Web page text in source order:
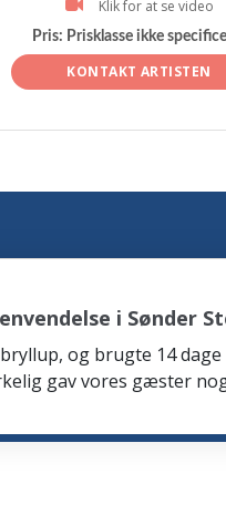
Klik for at se video
Pris: Prisklasse ikke
KONTAKT ARTISTEN
i Sønder
og brugte 14
gav vores gæster